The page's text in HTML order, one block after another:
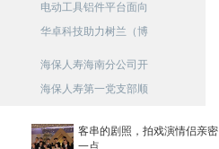
电动工具铝件平台面向
华卓科技助力树兰（博
海保人寿海南分公司开
海保人寿第一党支部顺
客串的剧照，拍戏演情侣亲密
一点